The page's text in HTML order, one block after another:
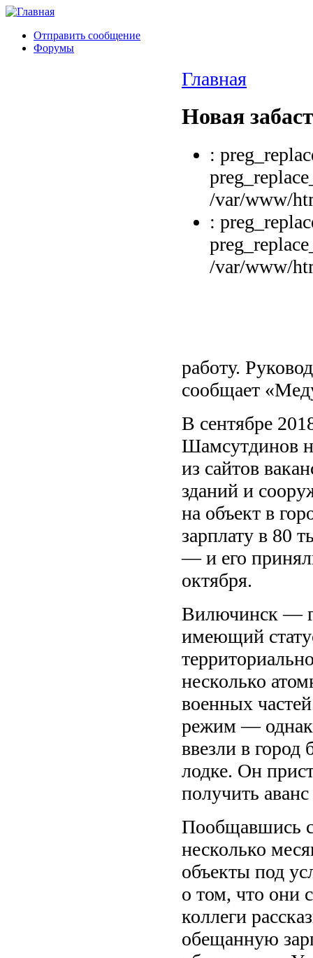
Отправить сообщение
Форумы
Главная
Новая
:
/var/www/
:
/var/www/
работу.
сообщает
В сентябре
Шамсутдинов
из сайтов
зданий и
на объект в
зарплату в 80
— и его
октября.
Вилючинск —
имеющий
несколько
военных
режим —
ввезли в город
лодке. Он
получить
Пообщавшись
несколько
объекты под
о том, что они
коллеги
обещанную